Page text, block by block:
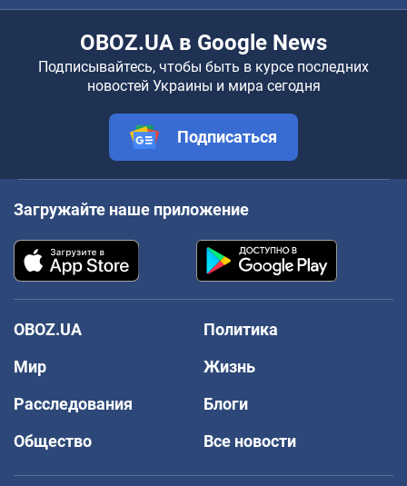
OBOZ.UA в Google News
Подписывайтесь, чтобы быть в курсе последних
новостей Украины и мира сегодня
Подписаться
Загружайте наше приложение
OBOZ.UA
Политика
Мир
Жизнь
Расследования
Блоги
Общество
Все новости